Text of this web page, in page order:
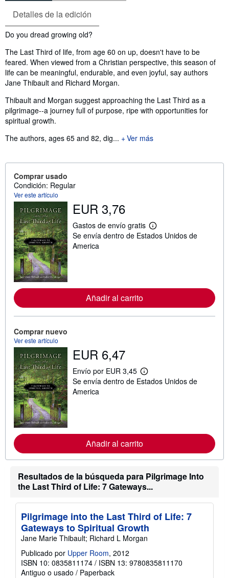
Detalles de la edición
Sinopsis
Do you dread growing old?
The Last Third of life, from age 60 on up, doesn't have to be
feared. When viewed from a Christian perspective, this season of
life can be meaningful, endurable, and even joyful, say authors
Jane Thibault and Richard Morgan.
Thibault and Morgan suggest approaching the Last Third as a
pilgrimage--a journey full of purpose, ripe with opportunities for
spiritual growth.
The authors, ages 65 and 82, dig...
Ver más
Comprar usado
Condición: Regular
Ver este artículo
EUR 3,76
Gastos de envío gratis
M
á
m
a
a
d
e
n
v
í
Se envía dentro de Estados Unidos de
America
Añadir al carrito
Comprar nuevo
Ver este artículo
EUR 6,47
Envío por EUR 3,45
M
á
m
i
n
s
o
r
l
a
s
t
r
i
Se envía dentro de Estados Unidos de
America
Añadir al carrito
Resultados de la búsqueda para Pilgrimage Into
the Last Third of Life: 7 Gateways...
Pilgrimage into the Last Third of Life: 7
Gateways to Spiritual Growth
Jane Marie Thibault; Richard L Morgan
Publicado por Upper Room, 2012
ISBN 10: 0835811174 / ISBN 13: 9780835811170
Antiguo o usado / Paperback